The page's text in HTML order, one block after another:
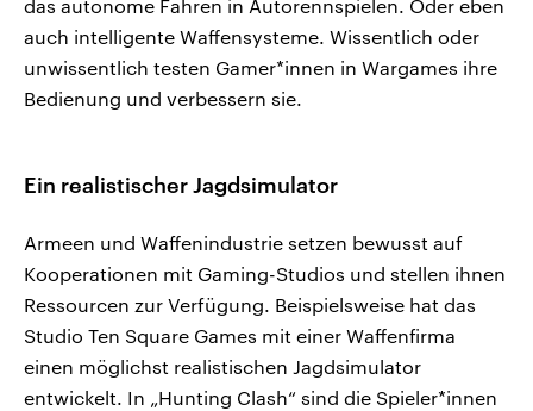
das autonome Fahren in Autorennspielen. Oder eben
auch intelligente Waffensysteme. Wissentlich oder
unwissentlich testen Gamer*innen in Wargames ihre
Bedienung und verbessern sie.
Ein realistischer Jagdsimulator
Armeen und Waffenindustrie setzen bewusst auf
Kooperationen mit Gaming-Studios und stellen ihnen
Ressourcen zur Verfügung. Beispielsweise hat das
Studio Ten Square Games mit einer Waffenfirma
einen möglichst realistischen Jagdsimulator
entwickelt. In „Hunting Clash“ sind die Spieler*innen